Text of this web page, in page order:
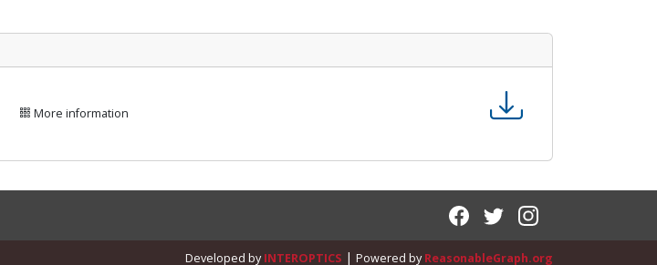
More information
Developed byINTEROPTICS | Powered byReasonableGraph.org